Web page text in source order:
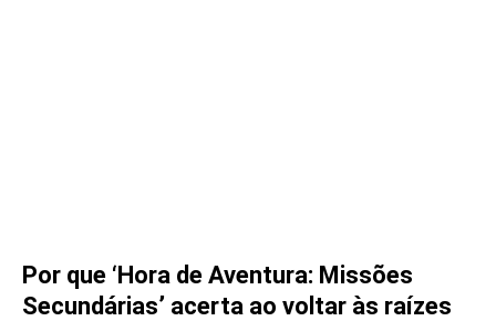
Por que ‘Hora de Aventura: Missões
Secundárias’ acerta ao voltar às raízes